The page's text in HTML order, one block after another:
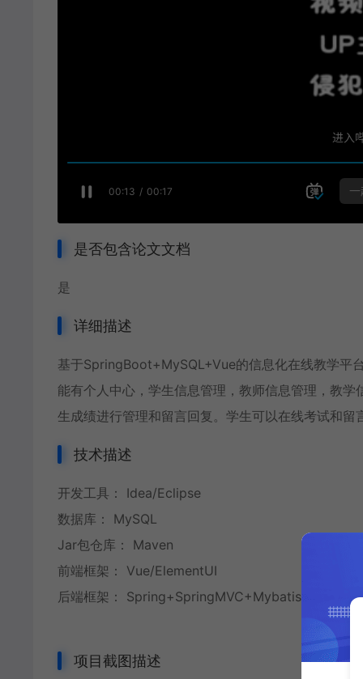
是否包含论文文档
是
详细描述
基于SpringBoot+MySQL+Vue的信息化在线教学平
能有个人中心，学生信息管理，教师信息管理，教
生成绩进行管理和留言回复。学生可以在线考试和留
技术描述
开发工具： Idea/Eclipse
数据库： MySQL
Jar包仓库： Maven
前端框架： Vue/ElementUI
后端框架：
项目截图描述